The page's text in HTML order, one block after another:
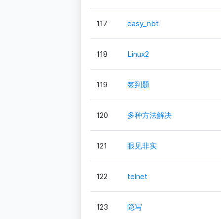
117 easy_nbt
118 Linux2
119 签到题
120 多种方法解决
121 眼见非实
122 telnet
123 隐写